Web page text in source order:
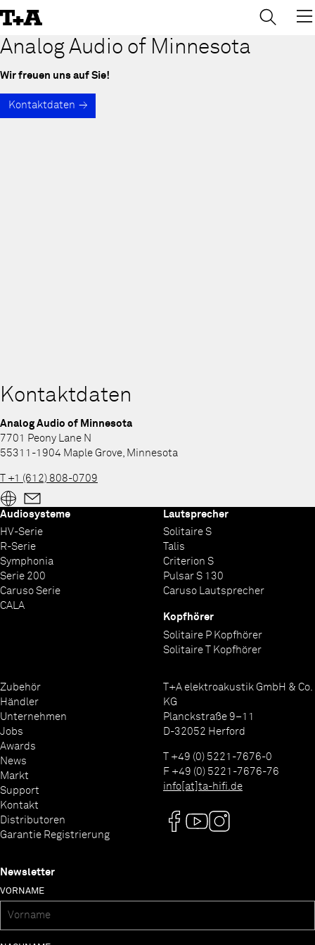
to
Content
Analog Audio of Minnesota
Wir freuen uns auf Sie!
Kontaktdaten
Kontaktdaten
Analog Audio of Minnesota
7701 Peony Lane N
55311-1904 Maple Grove, Minnesota
T +1 (612) 808-0709
Audiosysteme
HV-Serie
R-Serie
Symphonia
Serie 200
Caruso Serie
CALA
Lautsprecher
Solitaire S
Talis
Criterion S
Pulsar S 130
Caruso Lautsprecher
Kopfhörer
Solitaire P Kopfhörer
Solitaire T Kopfhörer
Zubehör
Händler
Unternehmen
Jobs
Awards
News
Markt
Support
Kontakt
Distributoren
Garantie Registrierung
T+A elektroakustik GmbH & Co.
KG
Planckstraße 9–11
D-32052 Herford
T +49 (0) 5221-7676-0
F +49 (0) 5221-7676-76
info[at]ta-hifi.de
Newsletter
VORNAME
→ ×